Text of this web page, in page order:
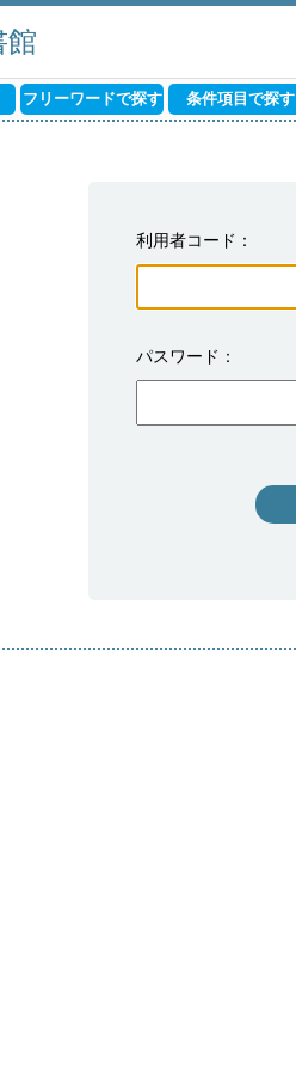
館
フリーワードで探す 条件項目で探す
利用者コード
パスワード